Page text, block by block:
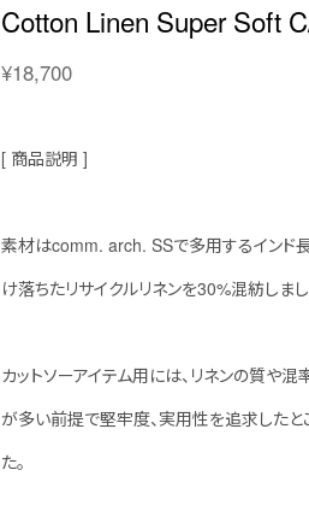
Cotton Linen Super Soft
¥18,700
[ 商品説明 ]
素材はcomm. arch. SSで多用するインド
け落ちたリサイクルリネンを30%混紡しまし
カットソーアイテム用には、リネンの質や
が多い前提で堅牢度、実用性を追求したと
た。